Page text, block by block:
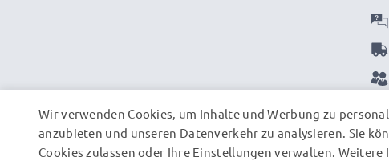
Wir verwenden Cookies, um Inhalte und Werbung zu
anzubieten und unseren Datenverkehr zu analysieren. Sie
Cookies zulassen oder Ihre Einstellungen verwalten.